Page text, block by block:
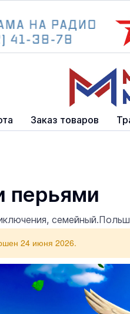
Заказ товаров
перьями
24 июня 2026.